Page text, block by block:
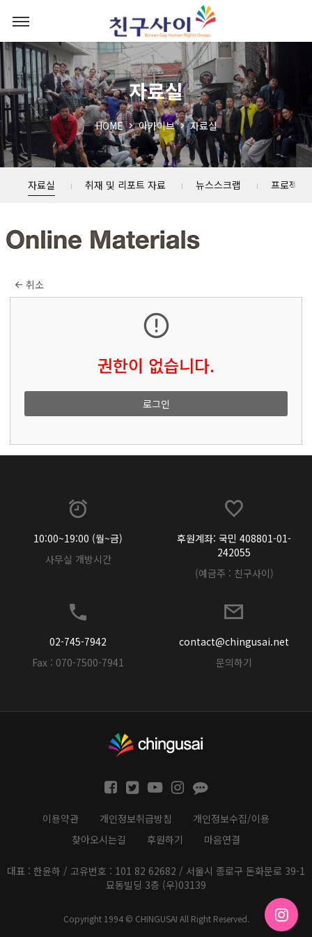
자료실
HOME 아카이브 자료실
자료실 취재 및 리포트 자료 뉴스스크랩 프로젝트
취소
권한이 없습니다.
로그인
10:00~19:00 (월~금)
사무실 개방시간
후원계좌: 국민 408801-01-
242055
(예금주 : 친구사이)
02-745-7942
Fax : 070-7500-7941
contact@chingusai.net
문의하기
이용약관 개인정보취급방침
개인정보수집/이용
찾아오시는길
후원하기 마음연결
대표 : 한윤하 / 고유번호 : 101 82 62682 / 서울시 종로구 돈화문로 39-1
묘동빌딩 3층 (우)03139
Copyright 1994 © CHINGUSAI All Right Reserved.